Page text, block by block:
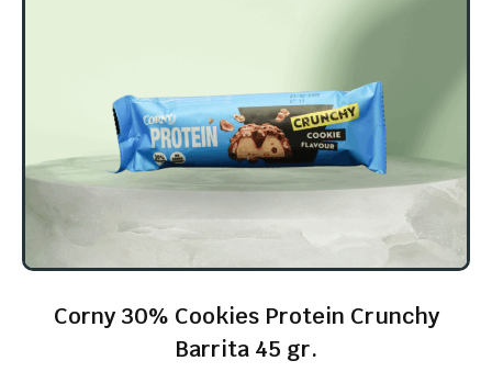
Corny 30% Cookies Protein Crunchy
Barrita 45 gr.